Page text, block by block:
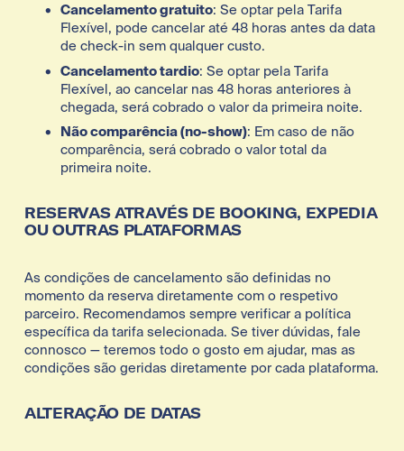
Cancelamento gratuito: Se optar pela Tarifa
Flexível, pode cancelar até 48 horas antes da data
de check-in sem qualquer custo.
Cancelamento tardio: Se optar pela Tarifa
Flexível, ao cancelar nas 48 horas anteriores à
chegada, será cobrado o valor da primeira noite.
Não comparência (no-show): Em caso de não
comparência, será cobrado o valor total da
primeira noite.
RESERVAS ATRAVÉS DE BOOKING, EXPEDIA
OU OUTRAS PLATAFORMAS
As condições de cancelamento são definidas no
momento da reserva diretamente com o respetivo
parceiro. Recomendamos sempre verificar a política
específica da tarifa selecionada. Se tiver dúvidas, fale
connosco — teremos todo o gosto em ajudar, mas as
condições são geridas diretamente por cada plataforma.
ALTERAÇÃO DE DATAS